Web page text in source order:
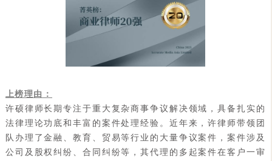
上榜理由：
许硕律师长期专注于重大复杂商事争议解决领域，具备扎实的
法律理论功底和丰富的案件处理经验。近年来，许律师带领团
队办理了金融、教育、贸易等行业的大量争议案件，案件涉及
公司及股权纠纷、合同纠纷等，其代理的多起案件在客户一审